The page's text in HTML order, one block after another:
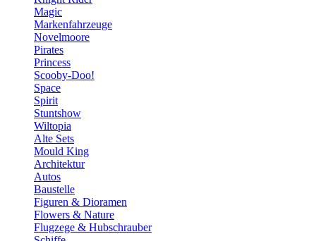
Magic
Markenfahrzeuge
Novelmoore
Pirates
Princess
Scooby-Doo!
Space
Spirit
Stuntshow
Wiltopia
Alte Sets
Mould King
Architektur
Autos
Baustelle
Figuren & Dioramen
Flowers & Nature
Flugzege & Hubschrauber